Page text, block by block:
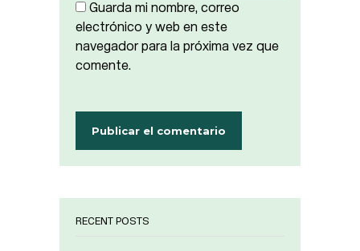
Guarda mi nombre, correo
electrónico y web en este
navegador para la próxima vez que
comente.
RECENT POSTS